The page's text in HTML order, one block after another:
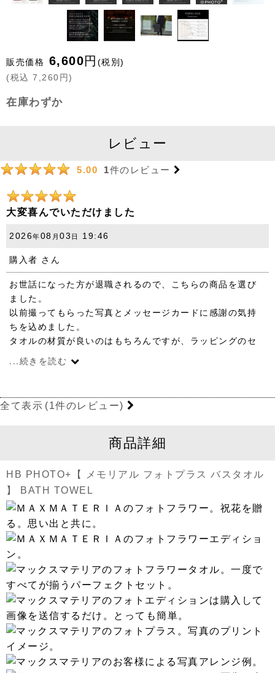
販売価格 6,600円 (税別)
(税込 7,260 円)
在庫わずか
レビュー
5.00 1件のレビュー
大変喜んでいただけました
2026年08 月 03 日 19:46
購入者 さん
お世話になった方が退職されるので、こちらの商品を選び
ました。
以前撮ってもらった写真とメッセージカードに感謝の気持
ちを込めました。
タオルの材質が良いのはもちろんですが、ラッピングのセ
ンスも最高で、後日「とても嬉しくて涙が出たよ」と言っ
ていただき、この商品にして本当に良かったと思いまし
わからないことがあり電話した時のスタッフさんの対応も
素晴らしかったので、今後大事な方への贈り物はこちらに
続きを読む
全て表示 (1件のレビュー)
商品詳細
HB PHOTO+【 メモリアル フォトプラス バスタオル
】 BATH TOWEL